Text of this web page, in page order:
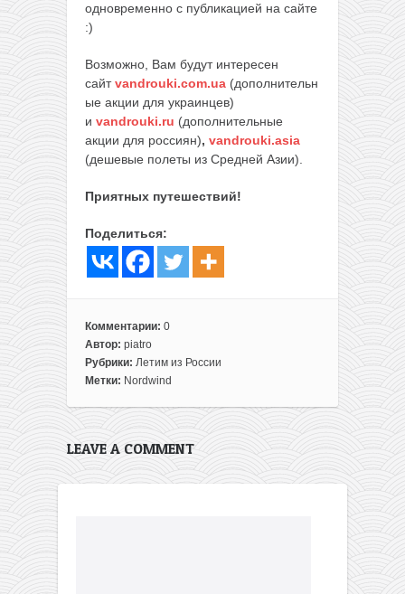
одновременно с публикацией на сайте
:)
Возможно, Вам будут интересен
сайтvandrouki.com.ua (дополнительн
ые акции для украинцев)
и vandrouki.ru (дополнительные
акции для россиян), vandrouki.asia
(дешевые полеты из Средней Азии).
Приятных путешествий!
Поделиться:
Комментарии: 0
Автор: piatro
Рубрики: Летим из России
Метки: Nordwind
LEAVE A COMMENT